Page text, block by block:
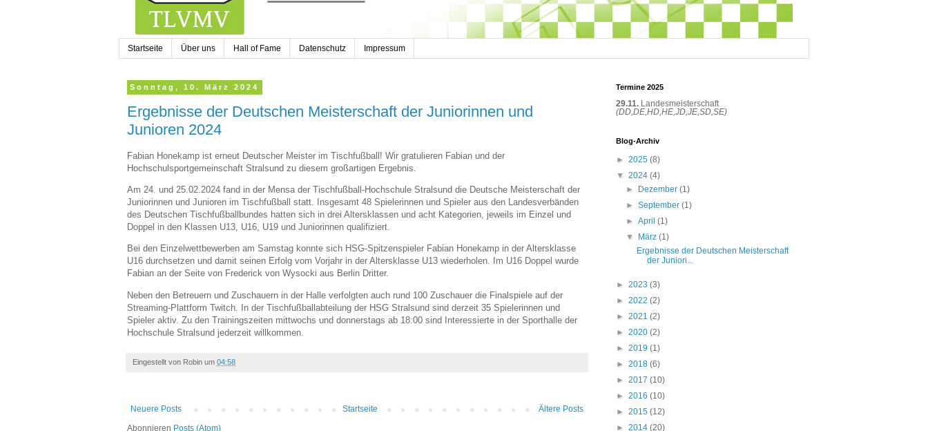
Startseite Über uns Hall of Fame Datenschutz Impressum
Sonntag, 10. März 2024
Ergebnisse der Deutschen Meisterschaft der Juniorinnen und
Junioren 2024
Fabian Honekamp ist erneut Deutscher Meister im Tischfußball! Wir gratulieren Fabian und der
Hochschulsportgemeinschaft Stralsund zu diesem großartigen Ergebnis.
Am 24. und 25.02.2024 fand in der Mensa der Tischfußball-Hochschule Stralsund die Deutsche Meisterschaft der
Juniorinnen und Junioren im Tischfußball statt. Insgesamt 48 Spielerinnen und Spieler aus den Landesverbänden
des Deutschen Tischfußballbundes hatten sich in drei Altersklassen und acht Kategorien, jeweils im Einzel und
Doppel in den Klassen U13, U16, U19 und Juniorinnen qualifiziert.
Bei den Einzelwettbewerben am Samstag konnte sich HSG-Spitzenspieler Fabian Honekamp in der Altersklasse
U16 durchsetzen und damit seinen Erfolg vom Vorjahr in der Altersklasse U13 wiederholen. Im U16 Doppel wurde
Fabian an der Seite von Frederick von Wysocki aus Berlin Dritter.
Neben den Betreuern und Zuschauern in der Halle verfolgten auch rund 100 Zuschauer die Finalspiele auf der
Streaming-Plattform Twitch. In der Tischfußballabteilung der HSG Stralsund sind derzeit 35 Spielerinnen und
Spieler aktiv. Zu den Trainingszeiten mittwochs und donnerstags ab 18:00 sind Interessierte in der Sporthalle der
Hochschule Stralsund jederzeit willkommen.
Eingestellt von Robin um 04:58
Neuere Posts Ältere Posts
Startseite
Abonnieren Posts (Atom)
Termine 2025
29.11. Landesmeisterschaft
(DD,DE,HD,HE,JD,JE,SD,SE)
Blog-Archiv
► 2025 (8)
▼ 2024 (4)
►
Dezember(1)
►September(1)
►April(1)
▼
März(1)
Ergebnisse der Deutschen Meisterschaft
der Juniori...
► 2023 (3)
► 2022 (2)
► 2021 (2)
► 2020 (2)
► 2019 (1)
► 2018 (6)
► 2017 (10)
► 2016 (10)
► 2015 (12)
► 2014 (20)